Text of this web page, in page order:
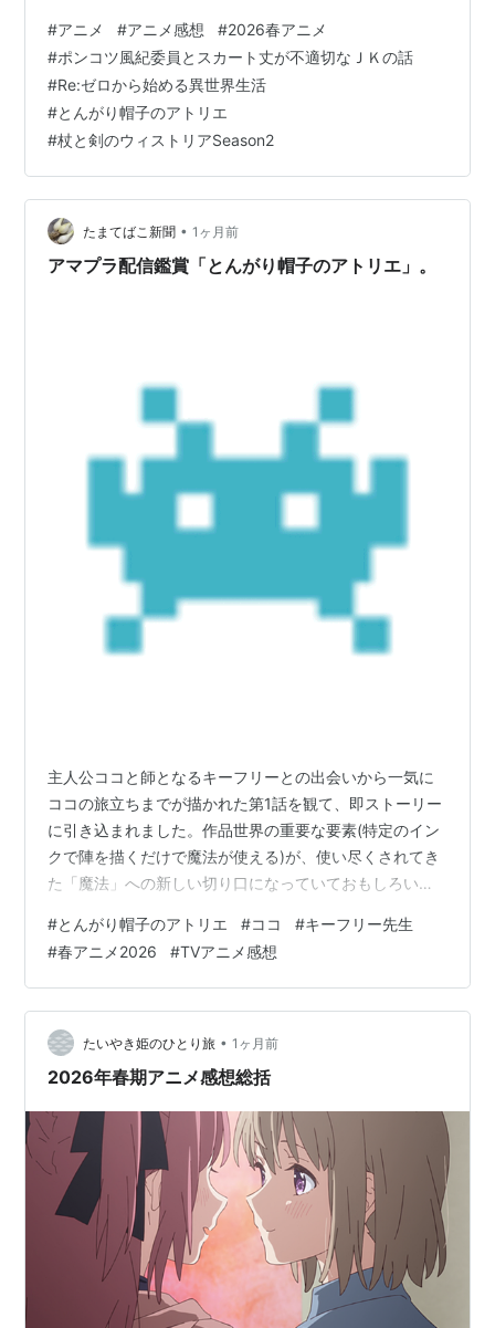
細 Re:ゼロから始める異世界生活 4th season 73話 概評
詳細 とんがり帽子のアトリエ 11話 概評 詳細 杖と剣のウ
ィストリア Season2 22話(2期 11話) 概評 詳細 最後に 本
題 見たものリスト ポンコツ風紀委員とスカート丈が不適
切なＪＫの…
#アニメ #アニメ感想 #2026春アニメ
#ポンコツ風紀委員とスカート丈が不適切なＪＫの話
#Re:ゼロから始める異世界生活
#とんがり帽子のアトリエ
#杖と剣のウィストリアSeason2
たまてばこ新聞 • 1ヶ月前
アマプラ配信鑑賞「とんがり帽子のアトリエ」。
主人公ココと師となるキーフリーとの出会いから一気に
ココの旅立ちまでが描かれた第1話を観て、即ストーリー
に引き込まれました。作品世界の重要な要素(特定のイン
クで陣を描くだけで魔法が使える)が、使い尽くされてき
た「魔法」への新しい切り口になっていておもしろい。
るで生きているかのように美しいです。 原作漫画が青年
誌掲載ということもあり、「メダリスト」同様、登場キ
ャラクターが誰も心に影を持っています。特にココのル
ームメイトであるアガットの屈折具合が半端なく、簡単
に他人を内に入れない頑なさがすごい。心の変化も劇的
にというよりは日々の積み重ねを経ての僅かず…
#とんがり帽子のアトリエ #ココ #キーフリー先生
#春アニメ2026 #TVアニメ感想
たいやき姫のひとり旅 • 1ヶ月前
2026年春期アニメ感想総括